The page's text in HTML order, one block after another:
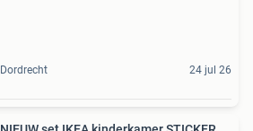
Dordrecht 24 jul 26